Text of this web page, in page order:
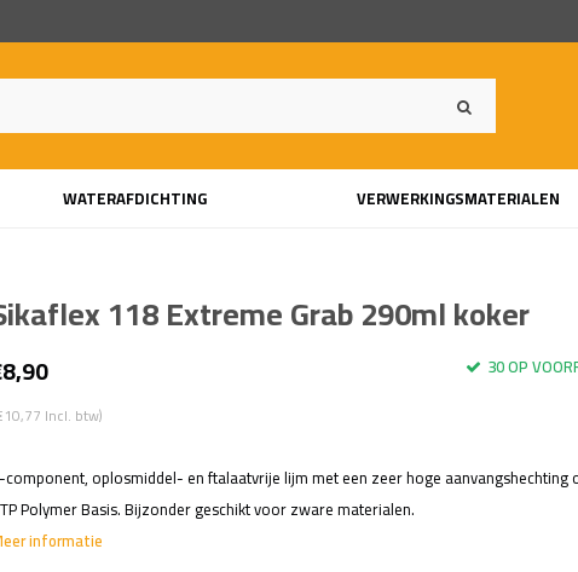
WATERAFDICHTING VERWERKINGSMATERIALEN
118 Extreme Grab 290ml koker
Incl. btw)
30 OP
oplosmiddel- en ftalaatvrije lijm met een zeer hoge aanvangshechting
Polymer Basis. Bijzonder geschikt voor zware materialen.
informatie